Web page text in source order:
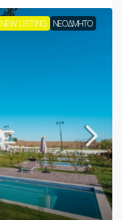
NEW LISTING ΝΕΟΔΜΗΤΟ